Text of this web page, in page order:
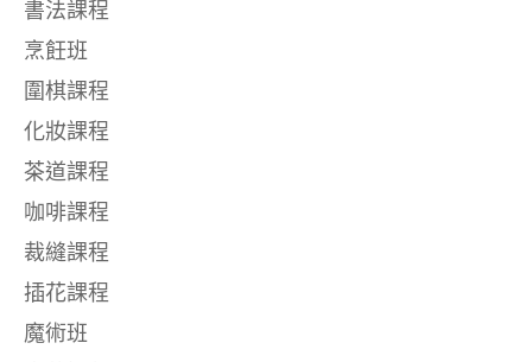
書法課程
烹飪班
圍棋課程
化妝課程
茶道課程
咖啡課程
裁縫課程
插花課程
魔術班